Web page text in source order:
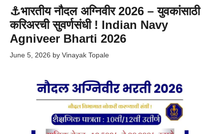
⚓भारतीय नौदल अग्निवीर 2026 – युवकांसाठी
करिअरची सुवर्णसंधी ! Indian Navy
Agniveer Bharti 2026
June 5, 2026 by Vinayak Topale